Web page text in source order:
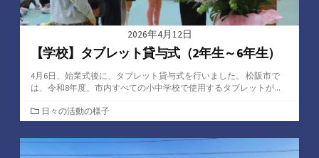
2026年4月12日
【学校】タブレット貸与式（2年生～6年生）
4月6日、始業式後に、タブレット貸与式を行いました。 松阪市で
は、令和8年度、市内すべての小中学校で使用するタブレットが...
カ
テ
ゴ
日々の活動の様子